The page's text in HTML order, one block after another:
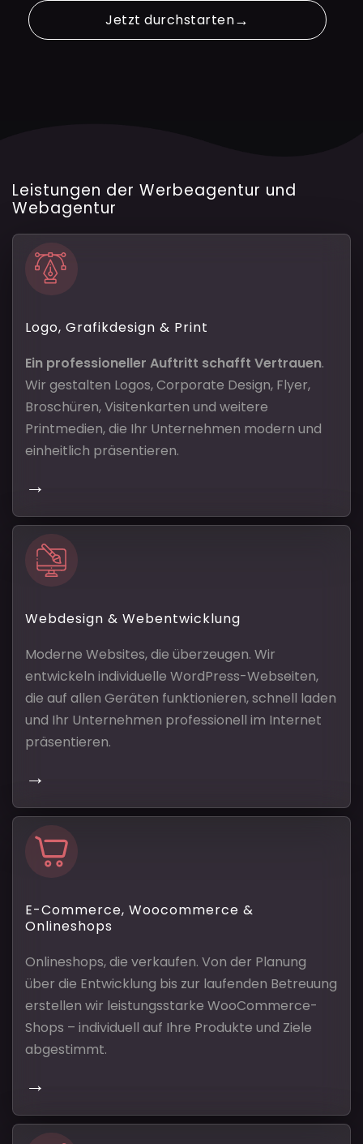
Jetzt durchstarten
Leistungen der Werbeagentur und
Webagentur
Logo, Grafikdesign & Print
Ein professioneller Auftritt schafft Vertrauen.
Wir gestalten Logos, Corporate Design, Flyer,
Broschüren, Visitenkarten und weitere
Printmedien, die Ihr Unternehmen modern und
einheitlich präsentieren.
→
Webdesign & Webentwicklung
Moderne Websites, die überzeugen. Wir
entwickeln individuelle WordPress-Webseiten,
die auf allen Geräten funktionieren, schnell laden
und Ihr Unternehmen professionell im Internet
präsentieren.
→
E-Commerce, Woocommerce &
Onlineshops
Onlineshops, die verkaufen. Von der Planung
über die Entwicklung bis zur laufenden Betreuung
erstellen wir leistungsstarke WooCommerce-
Shops – individuell auf Ihre Produkte und Ziele
abgestimmt.
→